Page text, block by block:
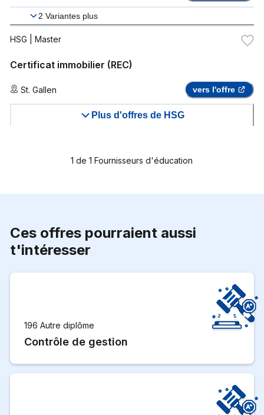
2 Variantes plus
HSG | Master
Certificat immobilier (REC)
St. Gallen vers l'offre
Plus d'offres de HSG
1 de 1 Fournisseurs d'éducation
Ces offres pourraient aussi
t'intéresser
196 Autre diplôme
Contrôle de gestion